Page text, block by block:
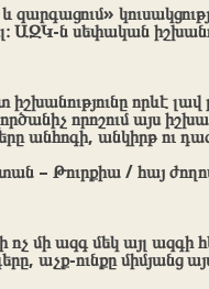
զարգացում»
ԱԶԿ-ն սեփական
որևէ
որոշում այս
անհոգի, անկիրթ ու
– Թուրքիա / հայ
ոչ մի ազգ մեկ այլ
աչք-ունքը միմյանց